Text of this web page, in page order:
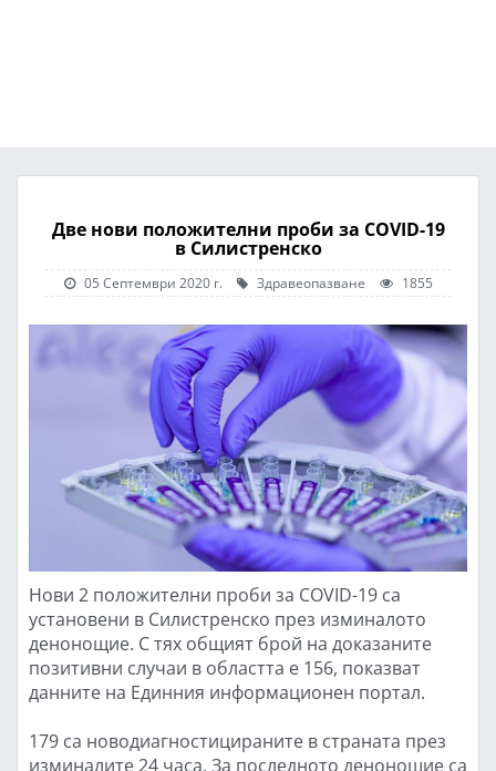
Две нови положителни проби за COVID-19
в Силистренско
05 Септември 2020 г. Здравеопазване 1855
Нови 2 положителни проби за COVID-19 са
установени в Силистренско през изминалото
денонощие. С тях общият брой на доказаните
позитивни случаи в областта е 156, показват
данните на Единния информационен портал.
179 са новодиагностицираните в страната през
изминалите 24 часа. За последното денонощие са